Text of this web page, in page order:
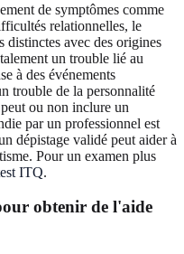
de symptômes comme
relationnelles, le
avec des origines
un trouble lié au
à des événements
trouble de la personnalité
ou non inclure un
par un professionnel est
dépistage validé peut aider à
Pour un examen plus
ITQ.
obtenir de l'aide